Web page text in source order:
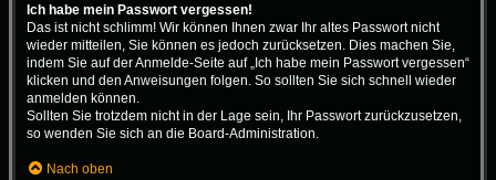
Ich habe mein Passwort vergessen!
Das ist nicht schlimm! Wir können Ihnen zwar Ihr altes Passwort nicht
wieder mitteilen, Sie können es jedoch zurücksetzen. Dies machen Sie,
indem Sie auf der Anmelde-Seite auf „Ich habe mein Passwort vergessen“
klicken und den Anweisungen folgen. So sollten Sie sich schnell wieder
anmelden können.
Sollten Sie trotzdem nicht in der Lage sein, Ihr Passwort zurückzusetzen,
so wenden Sie sich an die Board-Administration.
Nach oben